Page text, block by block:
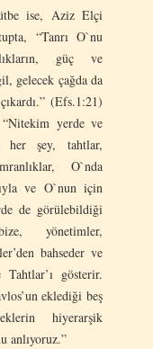
ise, Aziz Elçi
“Tanrı O`nu
güç ve
gelecek çağda da
(Efs.1:21)
yerde ve
her şey, tahtlar,
O`nda
ve O`nun için
de görülebildiği
yönetimler,
bahseder ve
gösterir.
eklediği beş
hiyerarşik
anlıyoruz.”